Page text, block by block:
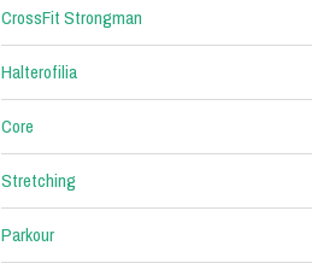
CrossFit Strongman
Halterofilia
Core
Stretching
Parkour